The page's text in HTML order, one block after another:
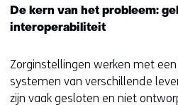
De kern van het probleem:
interoperabiliteit
Zorginstellingen werken met
systemen van verschillende
zijn vaak gesloten en niet